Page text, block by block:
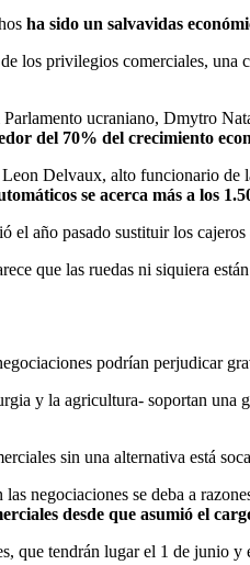
ha sido un salvavidas
los privilegios comerciales, una
ucraniano, Dmytro
del 70% del crecimiento
Delvaux, alto funcionario
se acerca más a los
año pasado sustituir los
que las ruedas ni siquiera
podrían perjudicar
y la agricultura- soportan
sin una alternativa está
negociaciones se deba a
desde que asumió el
que tendrán lugar el 1 de junio